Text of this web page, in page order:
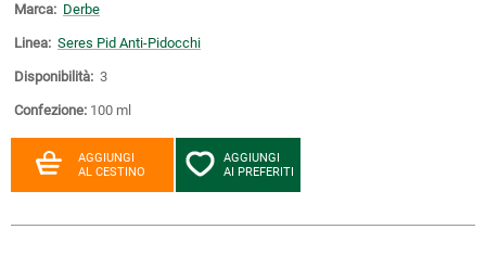
Marca: Derbe
Linea: Seres Pid Anti-Pidocchi
Disponibilità: 3
Confezione: 100 ml
AGGIUNGI
AL CESTINO
AGGIUNGI
AI PREFERITI